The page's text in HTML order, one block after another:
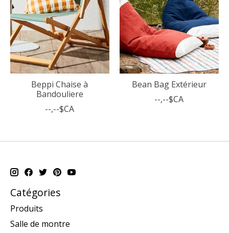
Beppi Chaise à
Bandouliere
--,--$CA
Bean Bag Extérieur
--,--$CA
Catégories
Produits
Salle de montre